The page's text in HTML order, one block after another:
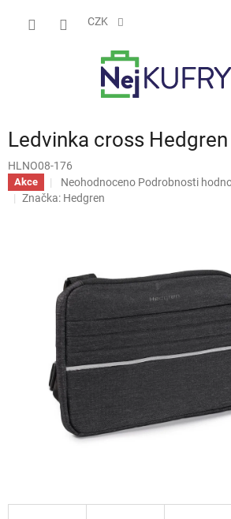
CZK
Ledvinka cross
HLNO08-176
Akce
Průměrné
hodnocení
hvězdiček.
Neohodnoceno Podrobnosti
Značka: Hedgren